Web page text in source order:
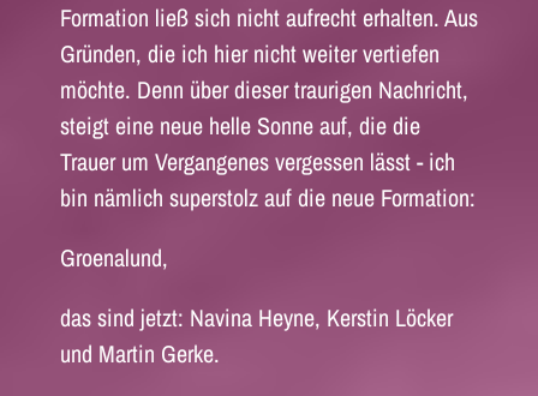
Formation ließ sich nicht aufrecht erhalten. Aus
Gründen, die ich hier nicht weiter vertiefen
möchte. Denn über dieser traurigen Nachricht,
steigt eine neue helle Sonne auf, die die
Trauer um Vergangenes vergessen lässt - ich
bin nämlich superstolz auf die neue Formation:
Groenalund,
das sind jetzt: Navina Heyne, Kerstin Löcker
und Martin Gerke.